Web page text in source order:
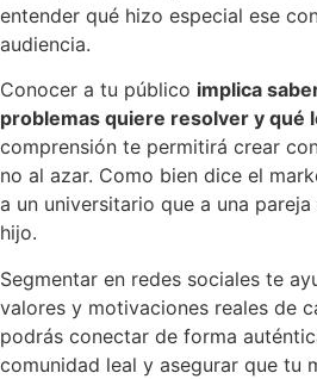
entender qué hizo especial ese
audiencia.
Conocer a tu público implica
problemas quiere resolver y qué
comprensión te permitirá crear
no al azar. Como bien dice el
a un universitario que a una
hijo.
Segmentar en redes sociales te
valores y motivaciones reales de
podrás conectar de forma
comunidad leal y asegurar que tu